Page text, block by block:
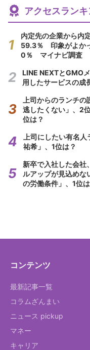
アクセスラン
内定先の企業から内
59.3％ 印象がよか
0％ マイナビ調査
LINE NEXTとGMO
用したサービスの成
上司からのランチ
逃したくない」、2
位は？
上司にしたい有名
祐希」、1位は？
新卒で入社した会
ルアップが見込めな
の労働条件」、1位
コンテンツ
最新記事一覧
コラムざんまい
ニュース pickup
マネー
キャリア